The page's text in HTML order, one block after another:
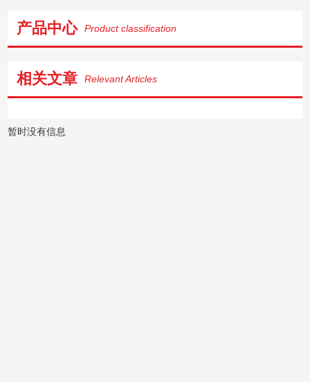
产品中心 Product classification
相关文章 Relevant Articles
暂时没有信息